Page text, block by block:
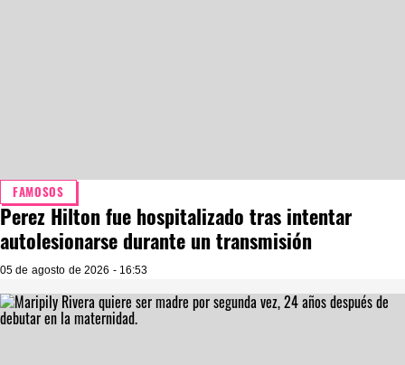
FAMOSOS
Perez Hilton fue hospitalizado tras intentar
autolesionarse durante un transmisión
05 de agosto de 2026 - 16:53